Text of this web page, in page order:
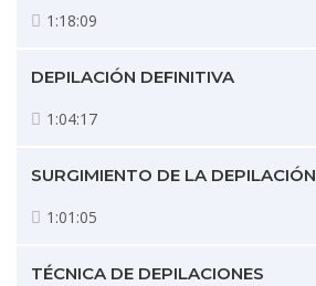
1:18:09
DEPILACIÓN DEFINITIVA
1:04:17
SURGIMIENTO DE LA DEPILACIÓN
1:01:05
TÉCNICA DE DEPILACIONES